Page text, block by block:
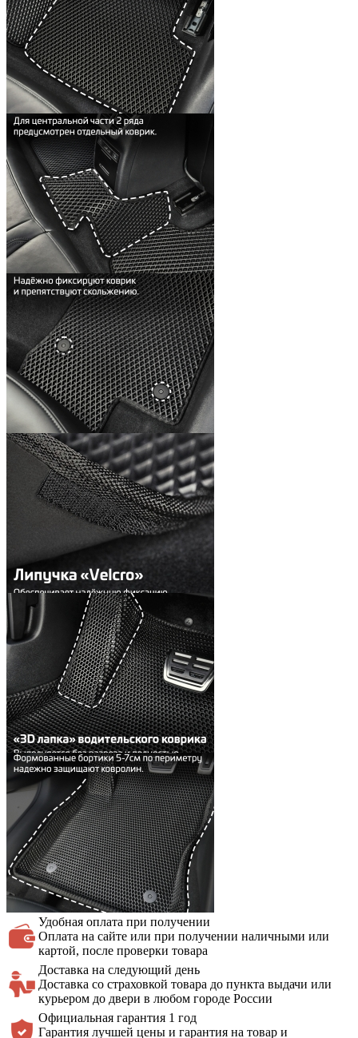
Удобная оплата при получении
Оплата на сайте или при получении наличными или
картой, после проверки товара
Доставка на следующий день
Доставка со страховкой товара до пункта выдачи или
курьером до двери в любом городе России
Официальная гарантия 1 год
Гарантия лучшей цены и гарантия на товар и